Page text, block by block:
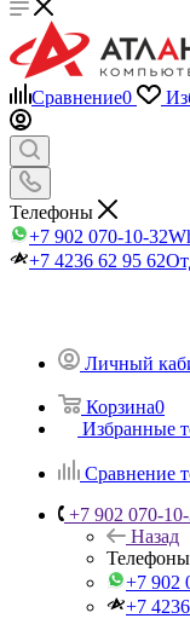
Сравнение0
Телефоны
+7 902 070-10-32
+7 4236 62 95 62
Личный
Корзина0
Избранные
Сравнение
+7 902 070-
Назад
Телефоны
+7 902
+7